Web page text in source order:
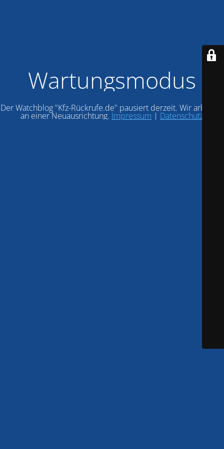
Wartungsmodus
Der Watchblog "Kfz-Rückrufe.de" pausiert derzeit. Wir arbeiten
an einer Neuausrichtung. Impressum | Datenschutz